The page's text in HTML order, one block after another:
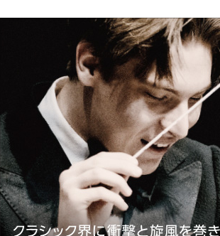
クラウス・マケラ指揮 パリ管弦楽団